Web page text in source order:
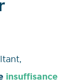
insuffisance